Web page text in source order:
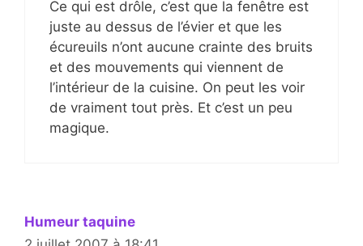
Ce qui est drôle, c’est que la fenêtre est
juste au dessus de l’évier et que les
écureuils n’ont aucune crainte des bruits
et des mouvements qui viennent de
l’intérieur de la cuisine. On peut les voir
de vraiment tout près. Et c’est un peu
magique.
Humeur taquine